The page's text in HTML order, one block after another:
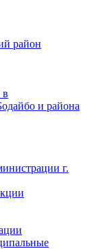
район
и района
г.